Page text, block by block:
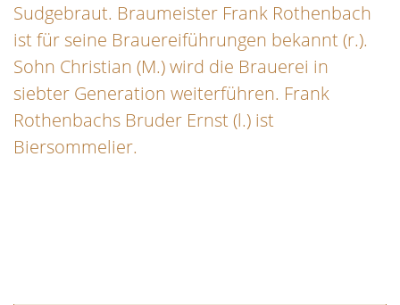
Sudgebraut. Braumeister Frank Rothenbach
ist für seine Brauereiführungen bekannt (r.).
Sohn Christian (M.) wird die Brauerei in
siebter Generation weiterführen. Frank
Rothenbachs Bruder Ernst (l.) ist
Biersommelier.